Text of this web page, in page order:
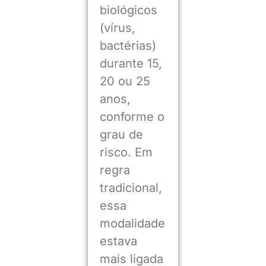
biológicos
(vírus,
bactérias)
durante 15,
20 ou 25
anos,
conforme o
grau de
risco. Em
regra
tradicional,
essa
modalidade
estava
mais ligada